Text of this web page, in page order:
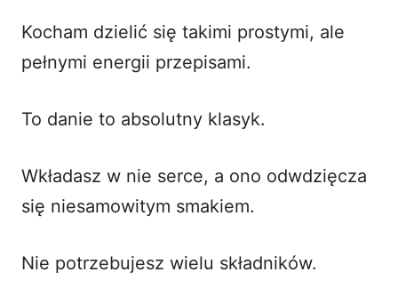
Kocham dzielić się takimi prostymi, ale
pełnymi energii przepisami.
To danie to absolutny klasyk.
Wkładasz w nie serce, a ono odwdzięcza
się niesamowitym smakiem.
Nie potrzebujesz wielu składników.